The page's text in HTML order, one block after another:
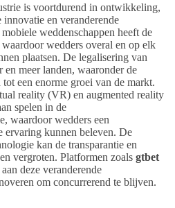
is voortdurend in ontwikkeling,
en veranderende
weddenschappen heeft de
wedders overal en op elk
plaatsen. De legalisering van
en meer landen, waaronder de
een enorme groei van de markt.
reality (VR) en augmented reality
spelen in de
waardoor wedders een
ervaring kunnen beleven. De
kan de transparantie en
vergroten. Platformen zoals gtbet
deze veranderende
om concurrerend te blijven.